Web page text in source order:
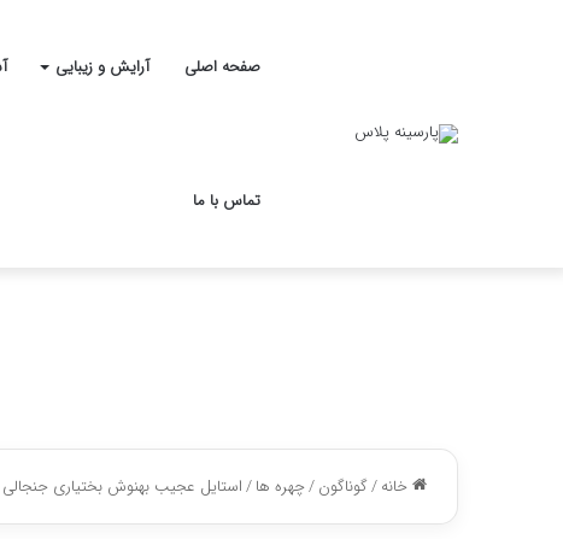
صفحه اصلی آرایش و زیبایی
تماس با ما
خانه/گوناگون/چهره ها/استایل عجیب بهنوش بختیاری